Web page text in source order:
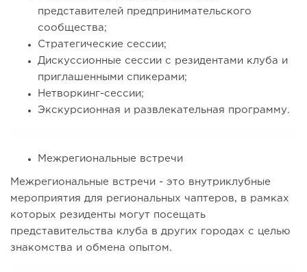
представителей предпринимательского
сообщества;
Стратегические сессии;
Дискуссионные сессии с резидентами клуба и
приглашенными спикерами;
Нетворкинг-сессии;
Экскурсионная и развлекательная программу.
Межрегиональные встречи
Межрегиональные встречи - это внутриклубные
мероприятия для региональных чаптеров, в рамках
которых резиденты могут посещать
представительства клуба в других городах с целью
знакомства и обмена опытом.